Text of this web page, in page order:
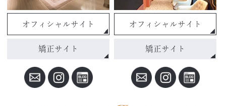
オフィシャルサイト
矯正サイト
オフィシャルサイト
矯正サイト